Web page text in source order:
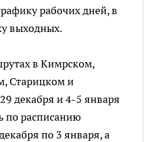
рабочих дней, в
выходных.
в Кимрском,
Старицком и
декабря и 4-5 января
по расписанию
по 3 января, а